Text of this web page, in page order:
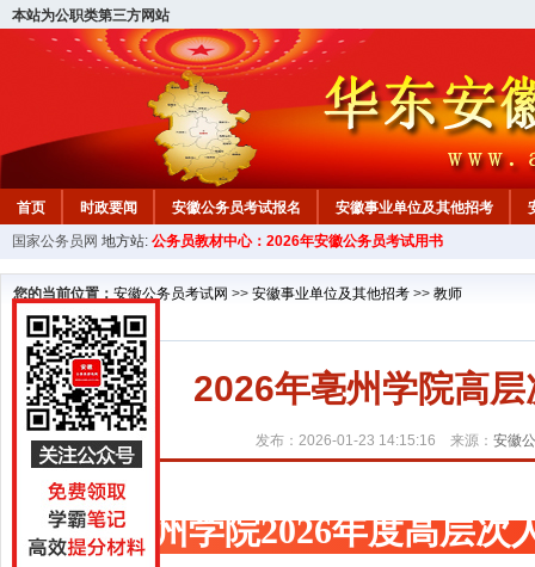
本站为公职类第三方网站
首页 时政要闻 安徽公务员考试报名 安徽事业单位及其他招考
安徽公务员行测试题 在线咨询 教材中心
国家公务员网 地方站: 公务员教材中心：2026年安徽公务员考试用书
您的当前位置： 安徽公务员考试网 >> 安徽事业单位及其他招考 >> 教师
2026年亳州学院高
发布：2026-01-23 14:15:16 来源： 安徽
亳州学院2026年度高层次